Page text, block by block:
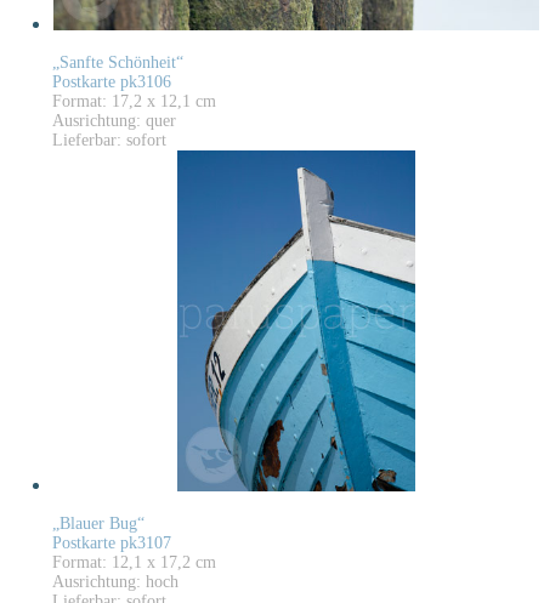
„Sanfte Schönheit“
Postkarte pk3106
Format: 17,2 x 12,1 cm
Ausrichtung: quer
Lieferbar: sofort
„Blauer Bug“
Postkarte pk3107
Format: 12,1 x 17,2 cm
Ausrichtung: hoch